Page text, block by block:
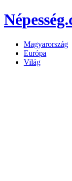
Magyarország
Európa
Világ